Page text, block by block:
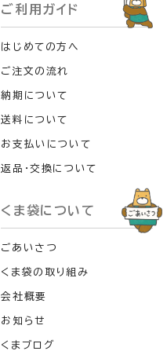
ご利用ガイド
はじめての方へ
ご注文の流れ
納期について
送料について
お支払いについて
返品・交換について
くま袋について
ごあいさつ
くま袋の取り組み
会社概要
お知らせ
くまブログ